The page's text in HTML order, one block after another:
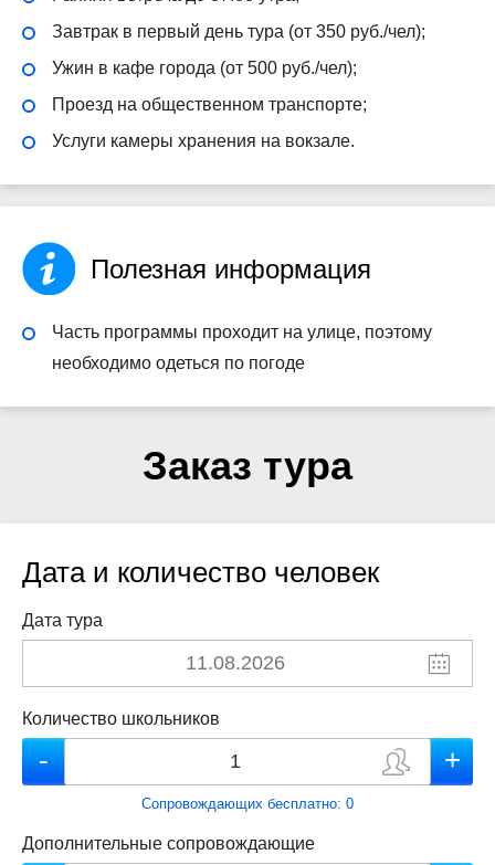
Завтрак в первый день тура (от 350 руб./чел);
Ужин в кафе города (от 500 руб./чел);
Проезд на общественном транспорте;
Услуги камеры хранения на вокзале.
Полезная информация
Часть программы проходит на улице, поэтому
необходимо одеться по погоде
Заказ тура
Дата и количество человек
Дата тура
Количество школьников
Сопровождающих бесплатно: 0
Дополнительные сопровождающие